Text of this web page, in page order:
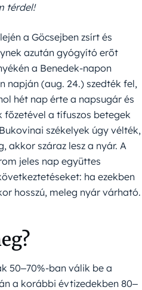
térdel!
a Göcsejben zsírt és
azután gyógyító erőt
a Benedek-napon
(aug. 24.) szedték fel,
hét nap érte a napsugár és
főzetével a tífuszos betegek
székelyek úgy vélték,
akkor száraz lesz a nyár. A
jeles nap együttes
ha ezekben
hosszú, meleg nyár várható.
50‒70%-ban válik be a
a korábbi évtizedekben 80‒